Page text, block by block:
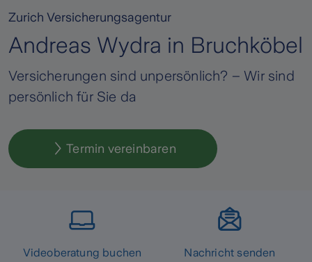
Zurich Versicherungsagentur
Andreas Wydra in Bruchköbel
Versicherungen sind unpersönlich? – Wir sind
persönlich für Sie da
Termin vereinbaren
Videoberatung buchen Nachricht senden